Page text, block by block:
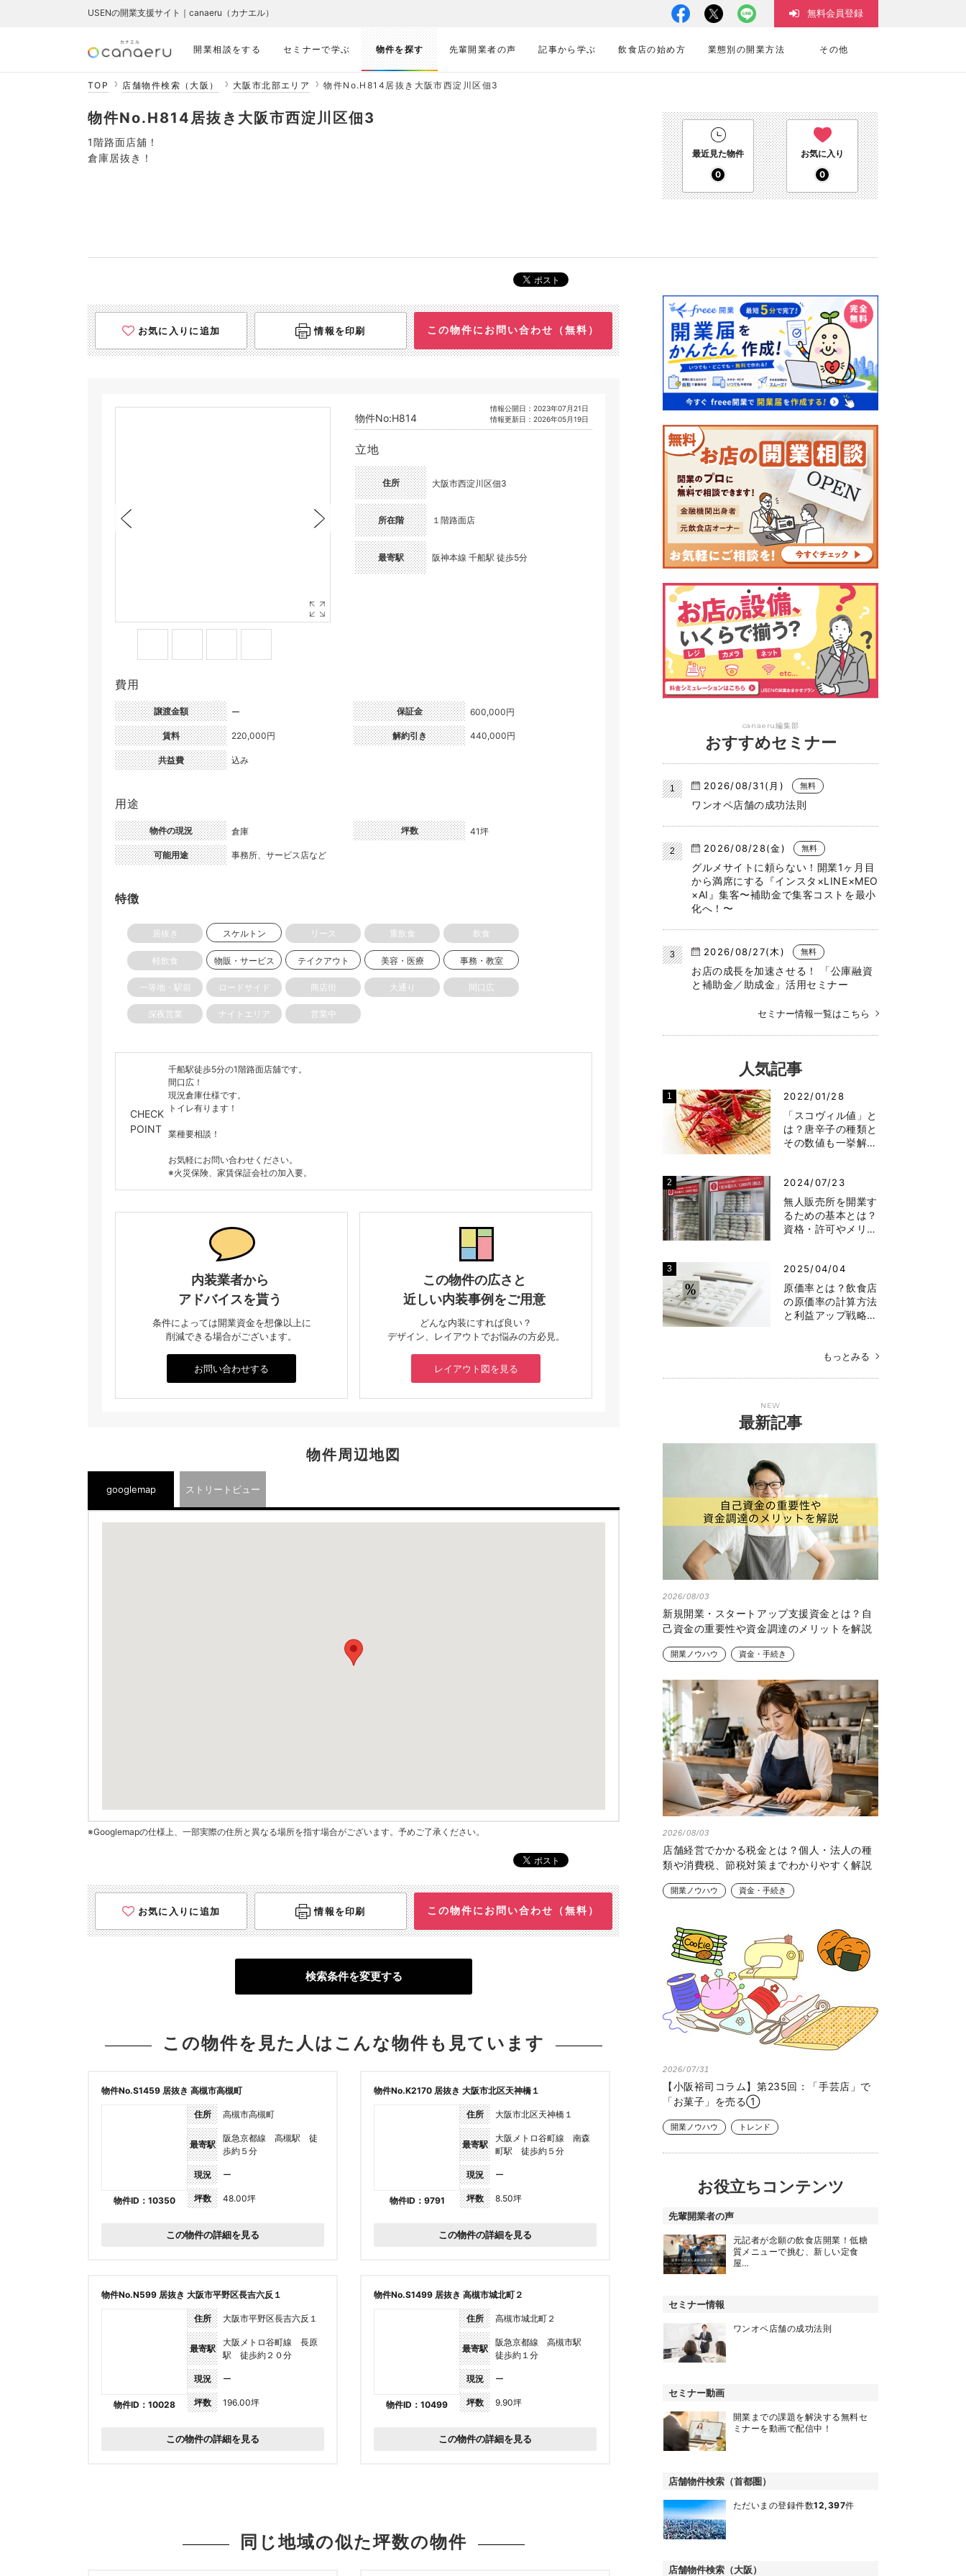
開業相談をする セミナーで学ぶ 物件を探す 先輩開業者の声 記事から学ぶ 飲食店の始め方 業態別の開業方法 その他
USENの開業支援サイト｜canaeru（カナエル） 無料会員登録
TOP 店舗物件検索（大阪） 大阪市北部エリア 物件No.H814居抜き大阪市西淀川区佃3
物件No.H814居抜き大阪市西淀川区佃3
1階路面店舖！
倉庫居抜き！
最近見た物件
0
お気に入り
0
お気に入りに追加 情報を印刷 この物件にお問い合わせ（無料）
物件No:H814
情報公開日：2023年07月21日
情報更新日：2026年05月19日
立地
住所 大阪市西淀川区佃3
所在階 １階路面店
最寄駅 阪神本線 千船駅 徒歩5分
費用
譲渡金額 ー
賃料 220,000円
共益費 込み
保証金 600,000円
解約引き 440,000円
用途
物件の現況 倉庫
可能用途 事務所、サービス店など
坪数 41坪
特徴
居抜き スケルトン リース 重飲食 飲食
軽飲食 物販・サービス テイクアウト 美容・医療 事務・教室
一等地・駅前 ロードサイド 商店街 大通り 間口広
深夜営業 ナイトエリア 営業中
CHECK
POINT
千船駅徒歩5分の1階路面店舖です。
間口広！
現況倉庫仕様です。
トイレ有ります！
業種要相談！
お気軽にお問い合わせください。
※火災保険、家賃保証会社の加入要。
内装業者から
アドバイスを貰う
条件によっては開業資金を想像以上に
削減できる場合がございます。
お問い合わせする
この物件の広さと
近しい内装事例をご用意
どんな内装にすれば良い？
デザイン、レイアウトでお悩みの方必見。
レイアウト図を見る
物件周辺地図
googlemap ストリートビュー
※Googlemapの仕様上、一部実際の住所と異なる場所を指す場合がございます。予めご了承ください。
お気に入りに追加 情報を印刷 この物件にお問い合わせ（無料）
検索条件を変更する
この物件を見た人はこんな物件も見ています
物件No.S1459 居抜き 高槻市高槻町
物件ID：10350
住所 高槻市高槻町
最寄駅
阪急京都線 高槻駅 徒
歩約５分
現況 ー
坪数 48.00坪
この物件の詳細を見る
物件No.K2170 居抜き 大阪市北区天神橋１
物件ID：9791
住所 大阪市北区天神橋１
最寄駅
大阪メトロ谷町線 南森
町駅 徒歩約５分
現況 ー
坪数 8.50坪
この物件の詳細を見る
物件No.N599 居抜き 大阪市平野区長吉六反１
物件ID：10028
住所 大阪市平野区長吉六反１
最寄駅
大阪メトロ谷町線 長原
駅 徒歩約２０分
現況 ー
坪数 196.00坪
この物件の詳細を見る
物件No.S1499 居抜き 高槻市城北町２
物件ID：10499
住所 高槻市城北町２
最寄駅
阪急京都線 高槻市駅
徒歩約１分
現況 ー
坪数 9.90坪
この物件の詳細を見る
同じ地域の似た坪数の物件
canaeru編集部
おすすめセミナー
2026/08/31(月) 無料
ワンオペ店舗の成功法則
2026/08/28(金) 無料
グルメサイトに頼らない！開業1ヶ月目
から満席にする『インスタ×LINE×MEO
×AI』集客〜補助金で集客コストを最小
化へ！〜
2026/08/27(木) 無料
お店の成長を加速させる！ 「公庫融資
と補助金／助成金」活用セミナー
セミナー情報一覧はこちら
人気記事
2022/01/28
「スコヴィル値」と
は？唐辛子の種類と
その数値も一挙解…
2024/07/23
無人販売所を開業す
るための基本とは？
資格・許可やメリ…
2025/04/04
原価率とは？飲食店
の原価率の計算方法
と利益アップ戦略…
もっとみる
NEW
最新記事
2026/08/03
新規開業・スタートアップ支援資金とは？自
己資金の重要性や資金調達のメリットを解説
開業ノウハウ 資金・手続き
2026/08/03
店舗経営でかかる税金とは？個人・法人の種
類や消費税、節税対策までわかりやすく解説
開業ノウハウ 資金・手続き
2026/07/31
【小阪裕司コラム】第235回：「手芸店」で
「お菓子」を売る①
開業ノウハウ トレンド
お役立ちコンテンツ
先輩開業者の声
元記者が念願の飲食店開業！低糖
質メニューで挑む、新しい定食
屋…
セミナー情報
ワンオペ店舗の成功法則
セミナー動画
開業までの課題を解決する無料セ
ミナーを動画で配信中！
店舗物件検索（首都圏）
ただいまの登録件数12,397件
店舗物件検索（大阪）